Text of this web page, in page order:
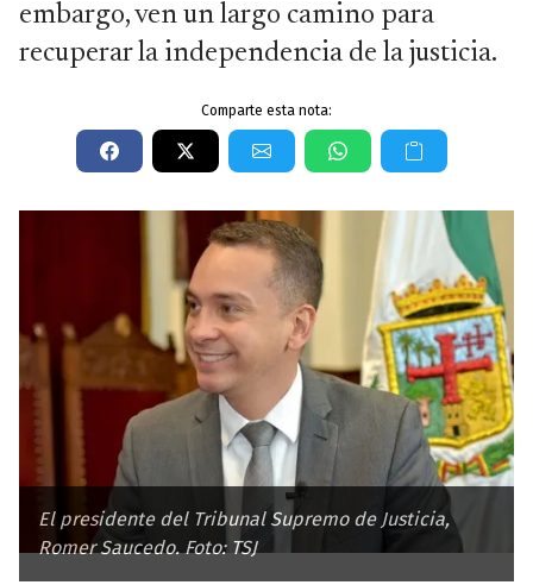
embargo, ven un largo camino para
recuperar la independencia de la justicia.
Comparte esta nota:
El presidente del Tribunal Supremo de Justicia,
Romer Saucedo. Foto: TSJ